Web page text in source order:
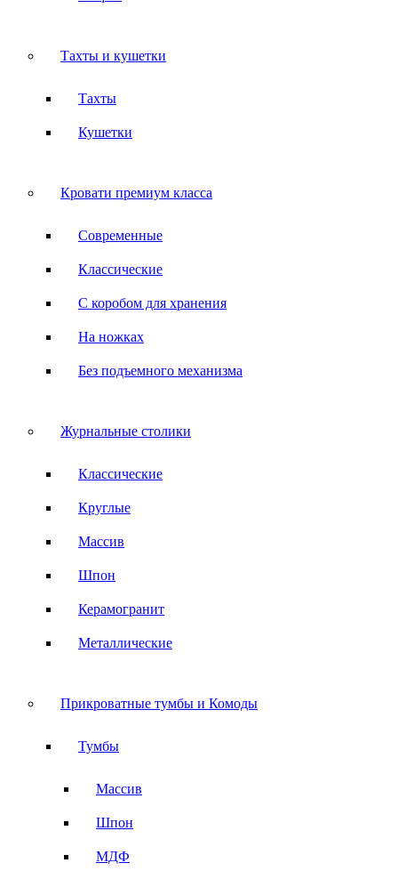
Тахты и кушетки
Тахты
Кушетки
Кровати премиум класса
Современные
Классические
С коробом для хранения
На ножках
Без подъемного механизма
Журнальные столики
Классические
Круглые
Массив
Шпон
Керамогранит
Металлические
Прикроватные тумбы и Комоды
Тумбы
Массив
Шпон
МДФ